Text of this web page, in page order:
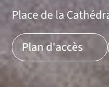
Place de la
Plan d'accès